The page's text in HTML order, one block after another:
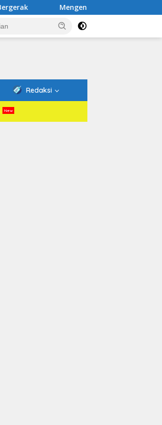
Mengenal Website Resmi PAFI: Wadah
Redaksi